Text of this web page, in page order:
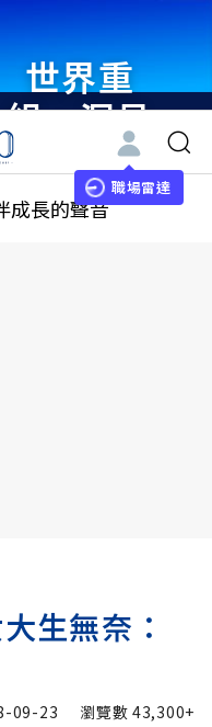
世界重
組・洞見
未來 與
世界領袖
職場雷達
成長的聲音
生無奈：
09-23 瀏覽數43,300+